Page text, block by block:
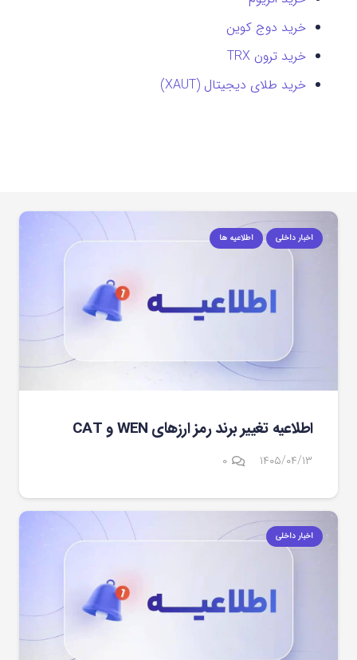
خرید دوج کوین
خرید ترون TRX
خرید طلای دیجیتال (XAUT)
اخبار داخلی اطلاعیه ها
اطلاعیه تغییر برند رمز ارزهای WEN و CAT
۱۴۰۵/۰۴/۱۳ ۰
اخبار داخلی